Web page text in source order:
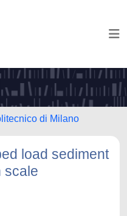
di Milano
load sediment
scale